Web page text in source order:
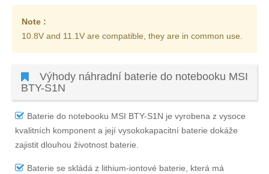
Note :
10.8V and 11.1V are compatible, they are in common use.
Výhody náhradní baterie do notebooku MSI
BTY-S1N
Baterie do notebooku MSI BTY-S1N je vyrobena z vysoce
kvalitních komponent a její vysokokapacitní baterie dokáže
zajistit dlouhou životnost baterie.
Baterie se skládá z lithium-iontové baterie, která má